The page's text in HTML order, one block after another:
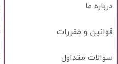
درباره ما
قوانین و مقررات
سوالات متداول